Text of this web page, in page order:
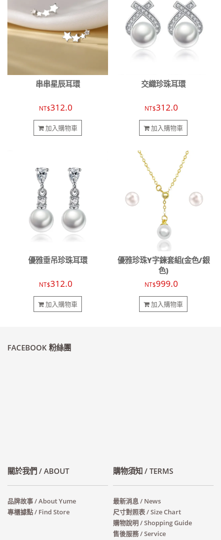
串串星辰耳環
NT$312.0
加入購物車
交織珍珠耳環
NT$312.0
加入購物車
優雅垂吊珍珠耳環
NT$312.0
加入購物車
優雅珍珠Y字鍊套組(金色/銀
色)
NT$999.0
加入購物車
FACEBOOK 粉絲團
關於我們 / ABOUT
品牌故事 / About Yume
專櫃據點 / Find Store
購物須知 / TERMS
最新消息 / News
尺寸對照表 / Size Chart
購物說明 / Shopping Guide
售後服務 / Service